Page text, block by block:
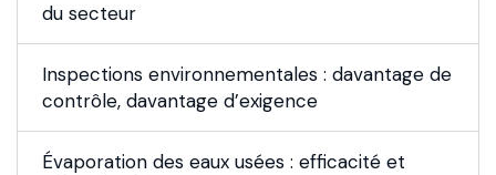
du secteur
Inspections environnementales : davantage de
contrôle, davantage d’exigence
Évaporation des eaux usées : efficacité et